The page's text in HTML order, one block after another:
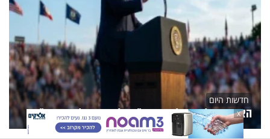
חדשות היום
האיראנים לועגים לטראמפ: "דיפלומטיה של תיאטרון"
X